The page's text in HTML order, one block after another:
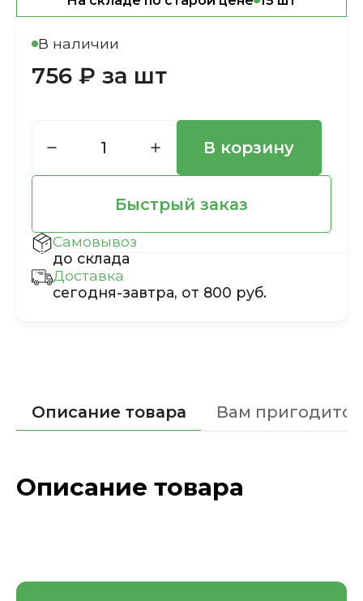
В наличии
756 ₽ за шт
В корзину
Быстрый заказ
Самовывоз
до склада
Доставка
сегодня-завтра, от 800 руб.
Описание товара Вам пригодится
Описание товара